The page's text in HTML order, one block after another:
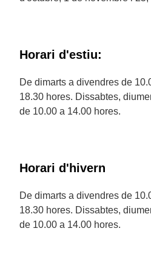
Horari d'estiu:
De dimarts a divendres de
18.30 hores. Dissabtes,
de 10.00 a 14.00 hores.
Horari d'hivern
De dimarts a divendres de
18.30 hores. Dissabtes,
de 10.00 a 14.00 hores.